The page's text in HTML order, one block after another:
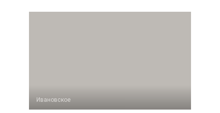
Ивановское